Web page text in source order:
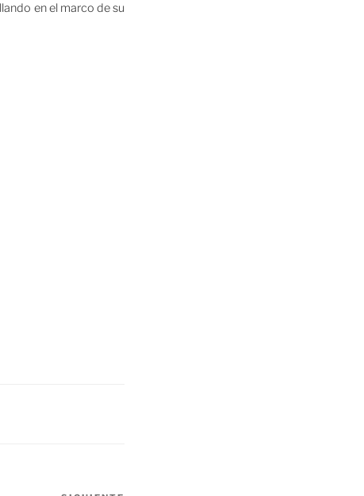
en el marco de su